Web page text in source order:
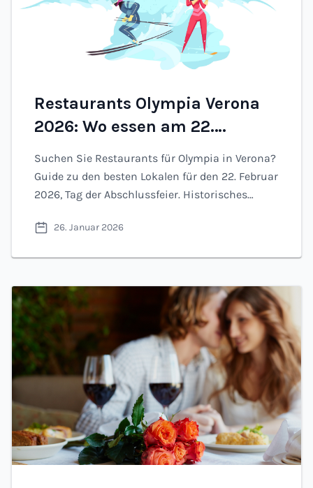
Restaurants Olympia Verona
2026: Wo essen am 22.
Februar, Tag der
Abschlussfeier
Suchen Sie Restaurants für Olympia in Verona?
Guide zu den besten Lokalen für den 22. Februar
2026, Tag der Abschlussfeier. Historisches
26. Januar 2026